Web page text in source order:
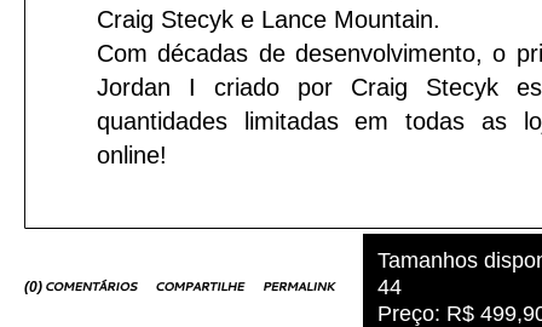
Craig Stecyk e Lance Mountain.
Com décadas de desenvolvimento, o
Jordan I criado por Craig Stecyk
quantidades limitadas em todas as
online!
(0)
Tamanhos
44
Preço: R$